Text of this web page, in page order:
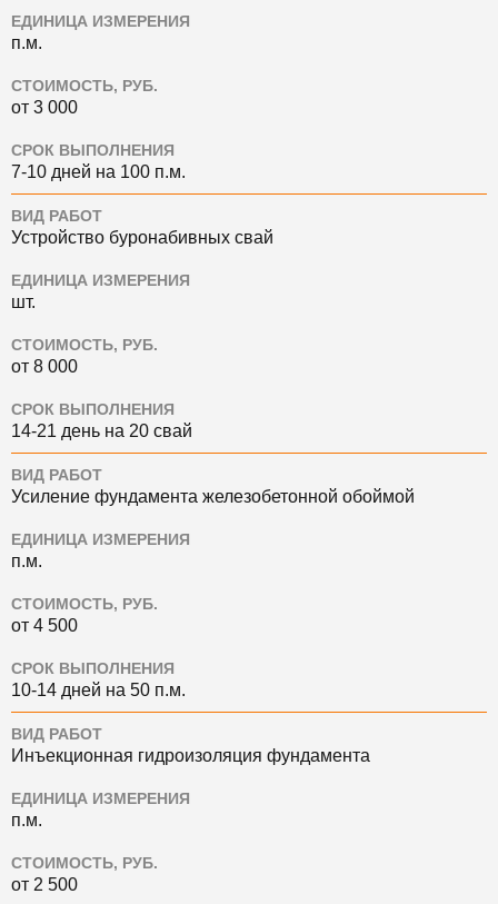
ЕДИНИЦА ИЗМЕРЕНИЯ
п.м.
СТОИМОСТЬ, РУБ.
от 3 000
СРОК ВЫПОЛНЕНИЯ
7-10 дней на 100 п.м.
ВИД РАБОТ
Устройство буронабивных свай
ЕДИНИЦА ИЗМЕРЕНИЯ
шт.
СТОИМОСТЬ, РУБ.
от 8 000
СРОК ВЫПОЛНЕНИЯ
14-21 день на 20 свай
ВИД РАБОТ
Усиление фундамента железобетонной обоймой
ЕДИНИЦА ИЗМЕРЕНИЯ
п.м.
СТОИМОСТЬ, РУБ.
от 4 500
СРОК ВЫПОЛНЕНИЯ
10-14 дней на 50 п.м.
ВИД РАБОТ
Инъекционная гидроизоляция фундамента
ЕДИНИЦА ИЗМЕРЕНИЯ
п.м.
СТОИМОСТЬ, РУБ.
от 2 500